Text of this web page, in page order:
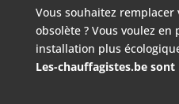
Vous souhaitez
obsolète ? Vous voulez
installation plus
Les-chauffagistes.be